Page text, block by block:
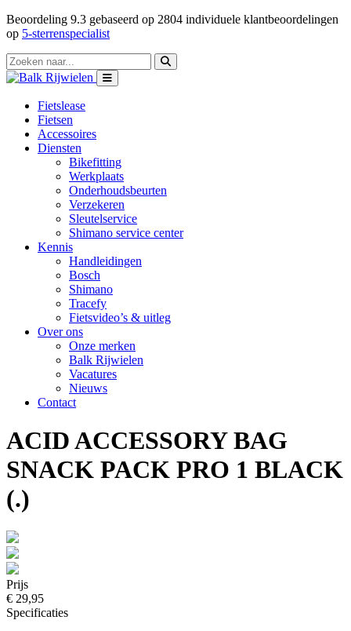
Beoordeling 9.3 gebaseerd op 2804 individuele klantbeoordelingen
op 5-sterrenspecialist
Fietslease
Fietsen
Accessoires
Diensten
Bikefitting
Werkplaats
Onderhoudsbeurten
Verzekeren
Sleutelservice
Shimano service center
Kennis
Handleidingen
Bosch
Shimano
Tracefy
Fietsvideo’s & uitleg
Over ons
Onze merken
Balk Rijwielen
Vacatures
Nieuws
Contact
ACID ACCESSORY BAG
SNACK PACK PRO 1 BLACK
(.)
Prijs
€ 29,95
Specificaties